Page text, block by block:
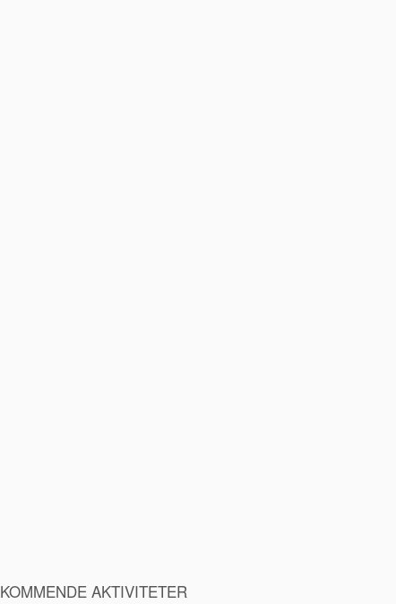
KOMMENDE AKTIVITETER